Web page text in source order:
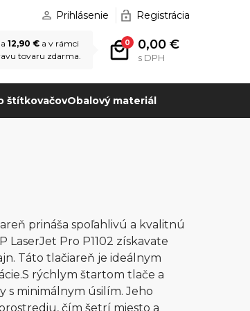
Prihlásenie Registrácia
0 0,00 €
s DPH
12,90 € a v rámci
tovaru zdarma.
štítkovačovObalový materiál
prináša spoľahlivú a kvalitnú
LaserJet Pro P1102 získavate
Táto tlačiareň je ideálnym
rýchlym štartom tlače a
s minimálnym úsilím. Jeho
čím šetrí miesto a